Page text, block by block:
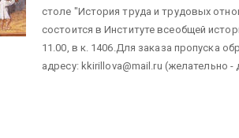
столе "История труда и трудовых
состоится в Институте всеобщей
11.00, в к. 1406.Для заказа пропуска
адресу: kkirillova@mail.ru (желательно -